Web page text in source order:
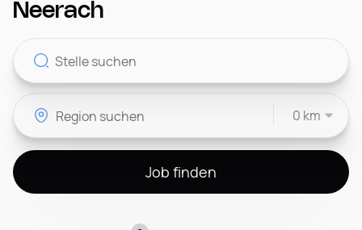
Kontakt
CH
Neerach
0 km
Job finden